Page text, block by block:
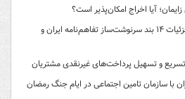
آیا اخراج امکان‌پذیر است؟
فصل نوین در دیپلماسی ایران؛ جزئیات ۱۴ بند سرنوشت‌ساز تفاهم‌نامه ایران و
تسریع و تسهیل پرداخت‌های غیرنقدی مشتریان
با سازمان تامین اجتماعی در ایام جنگ رمضان